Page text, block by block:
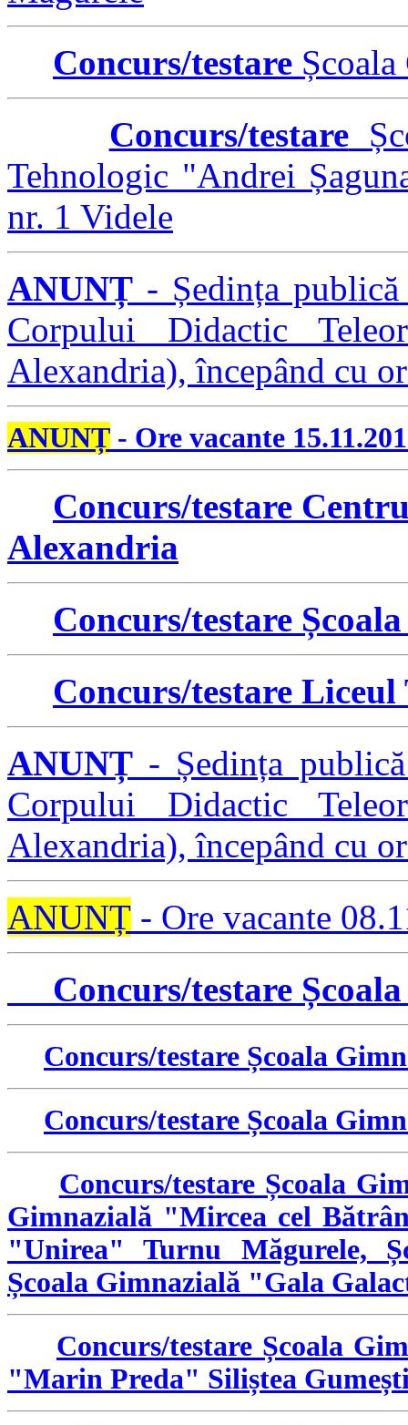
Concurs/testare
Concurs/testare
Tehnologic "Andrei
nr. 1 Videle
ANUNȚ - Ședința
Corpului Didactic
Alexandria), începând cu
ANUNȚ - Ore vacante
Concurs/testare
Alexandria
Concurs/testare
Concurs/testare
ANUNȚ - Ședința
Corpului Didactic
Alexandria), începând cu
ANUNȚ - Ore vacante
Concurs/testare
Concurs/testare Școala
Concurs/testare Școala
Concurs/testare Școala
Gimnazială "Mircea cel
"Unirea" Turnu Măgurele,
Școala Gimnazială "Gala
Concurs/testare Școala
"Marin Preda" Siliștea